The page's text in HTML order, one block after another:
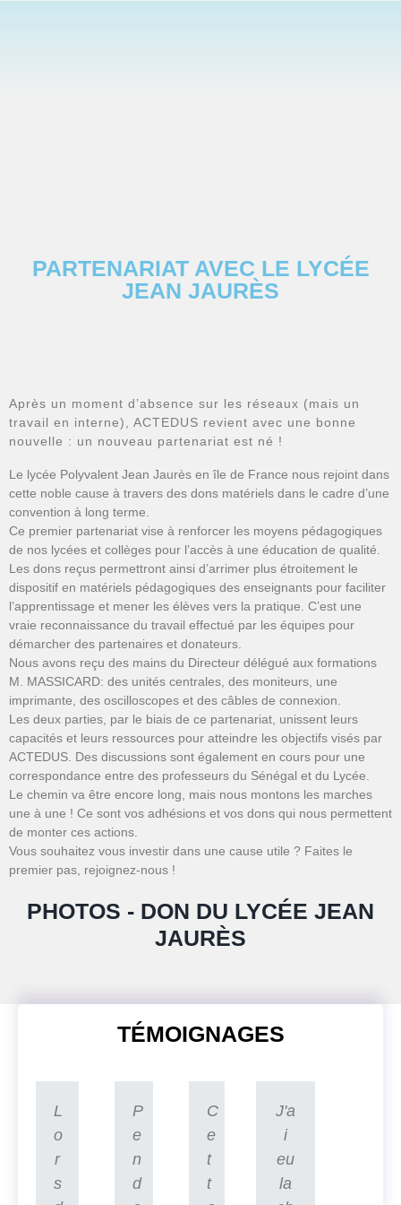
PARTENARIAT AVEC LE LYCÉE
JEAN JAURÈS
Après un moment d’absence sur les réseaux (mais un
travail en interne), ACTEDUS revient avec une bonne
nouvelle : un nouveau partenariat est né !
Le lycée Polyvalent Jean Jaurès en île de France nous rejoint dans
cette noble cause à travers des dons matériels dans le cadre d’une
convention à long terme.
Ce premier partenariat vise à renforcer les moyens pédagogiques
de nos lycées et collèges pour l’accès à une éducation de qualité.
Les dons reçus permettront ainsi d’arrimer plus étroitement le
dispositif en matériels pédagogiques des enseignants pour faciliter
l’apprentissage et mener les élèves vers la pratique. C’est une
vraie reconnaissance du travail effectué par les équipes pour
démarcher des partenaires et donateurs.
Nous avons reçu des mains du Directeur délégué aux formations
M. MASSICARD: des unités centrales, des moniteurs, une
imprimante, des oscilloscopes et des câbles de connexion.
Les deux parties, par le biais de ce partenariat, unissent leurs
capacités et leurs ressources pour atteindre les objectifs visés par
ACTEDUS. Des discussions sont également en cours pour une
correspondance entre des professeurs du Sénégal et du Lycée.
Le chemin va être encore long, mais nous montons les marches
une à une ! Ce sont vos adhésions et vos dons qui nous permettent
de monter ces actions.
Vous souhaitez vous investir dans une cause utile ? Faites le
premier pas, rejoignez-nous !
PHOTOS - DON DU LYCÉE JEAN
JAURÈS
TÉMOIGNAGES
L
o
r
s
P
e
n
d
C
e
t
t
J'a
i
eu
la